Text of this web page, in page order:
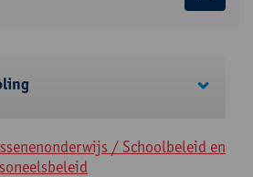
/ Schoolbeleid en